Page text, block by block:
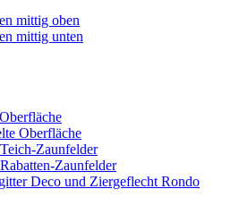
mittig oben
mittig unten
Oberfläche
Zaunfelder
Zaunfelder
Deco und Ziergeflecht Rondo